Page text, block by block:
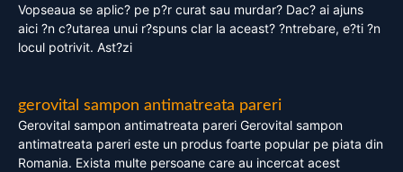
Vopseaua se aplic? pe p?r curat sau murdar? Dac? ai ajuns
aici ?n c?utarea unui r?spuns clar la aceast? ?ntrebare, e?ti ?n
locul potrivit. Ast?zi
gerovital sampon antimatreata pareri
Gerovital sampon antimatreata pareri Gerovital sampon
antimatreata pareri este un produs foarte popular pe piata din
Romania. Exista multe persoane care au incercat acest